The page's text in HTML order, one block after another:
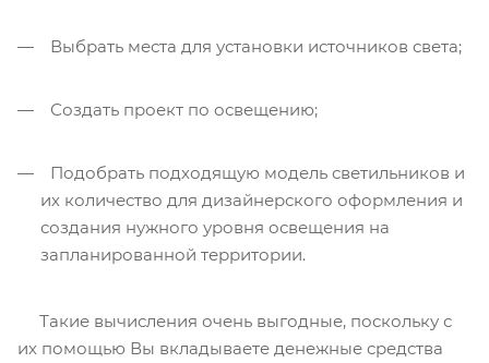
Выбрать места для установки источников света;
Создать проект по освещению;
Подобрать подходящую модель светильников и
их количество для дизайнерского оформления и
создания нужного уровня освещения на
запланированной территории.
Такие вычисления очень выгодные, поскольку с
их помощью Вы вкладываете денежные средства